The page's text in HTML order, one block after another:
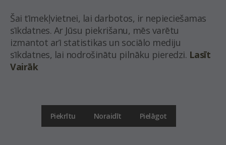
Šai tīmekļvietnei, lai darbotos, ir nepieciešamas
sīkdatnes. Ar Jūsu piekrišanu, mēs varētu
izmantot arī statistikas un sociālo mediju
sīkdatnes, lai nodrošinātu pilnāku pieredzi. Lasīt
Vairāk
Piekrītu Noraidīt Pielāgot
© Nekustamo īpašumu aģentūra Latio.